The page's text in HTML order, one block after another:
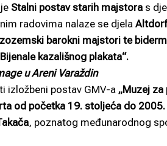
Stalni postav starih majstora s
radovima nalaze se djela
barokni majstori te
Bijenale kazališnog plakata“.
u Areni Varaždin
izložbeni postav GMV-a „Muzej za
od početka 19. stoljeća do
, poznatog međunarodnog